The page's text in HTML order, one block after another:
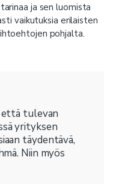
ja sen luomista
vaikutuksia erilaisten
pohjalta.
tulevan
yrityksen
täydentävä,
Niin myös